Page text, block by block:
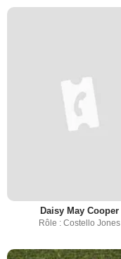
Daisy May Cooper
Rôle : Costello Jones